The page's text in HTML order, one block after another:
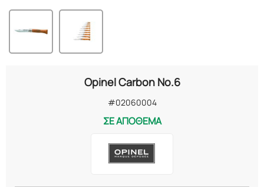
Opinel Carbon No.6
#02060004
ΣΕ ΑΠΟΘΕΜΑ